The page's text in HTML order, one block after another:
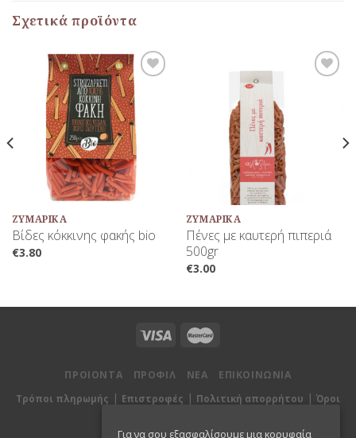
Σχετικά προϊόντα
Προσθήκη
στη Λίστα
Αγαπημένων
ΖΥΜΑΡΙΚΆ
Βίδες κόκκινης φακής bio
€3.80
Αγαπημένων
ΖΥΜΑΡΙΚΆ
Πένες με καυτερή πιπεριά
500gr
€3.00
ΠΡΟΙΟΝΤΑ ΠΡΟΦΙΛ ΝΕΑ ΕΠΙΚΟΙΝΩΝΙΑ
Τρόποι πληρωμής | Επιστροφές | Πολιτική απορρήτου | Όροι
Για να σου εξασφαλίσουμε μια κορυφαία